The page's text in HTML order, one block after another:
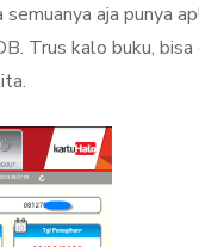
aja punya
Trus kalo buku,